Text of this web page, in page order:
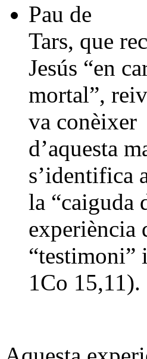
Pau de
Tars, que
Jesús “en
mortal”,
va conèixer
d’aquesta
s’identifica
la “caiguda
experiència
“testimoni”
1Co 15,11).